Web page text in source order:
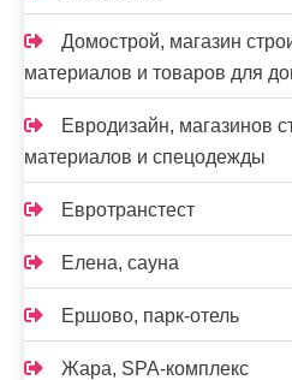
Домострой, магазин
материалов и товаров для
Евродизайн, магазинов
материалов и спецодежды
Евротранстест
Елена, сауна
Ершово, парк-отель
Жара, SPA-комплекс